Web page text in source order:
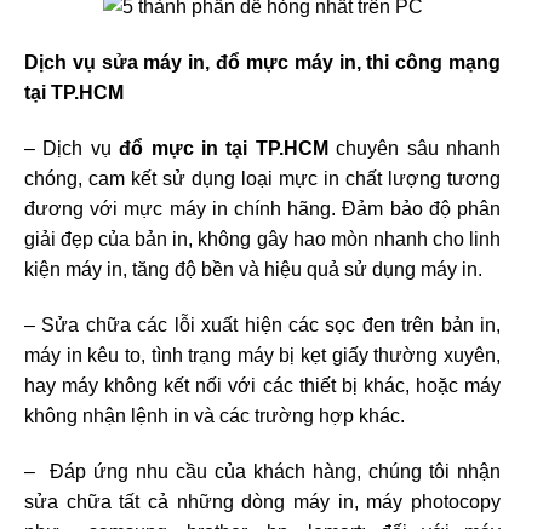
Dịch vụ sửa máy in, đổ mực máy in, thi công mạng
tại TP.HCM
– Dịch vụđổ mực in tại TP.HCMchuyên sâu nhanh
chóng, cam kết sử dụng loại mực in chất lượng tương
đương với mực máy in chính hãng. Đảm bảo độ phân
giải đẹp của bản in, không gây hao mòn nhanh cho linh
kiện máy in, tăng độ bền và hiệu quả sử dụng máy in.
– Sửa chữa các lỗi xuất hiện các sọc đen trên bản in,
máy in kêu to, tình trạng máy bị kẹt giấy thường xuyên,
hay máy không kết nối với các thiết bị khác, hoặc máy
không nhận lệnh in và các trường hợp khác.
– Đáp ứng nhu cầu của khách hàng, chúng tôi nhận
sửa chữa tất cả những dòng máy in, máy photocopy